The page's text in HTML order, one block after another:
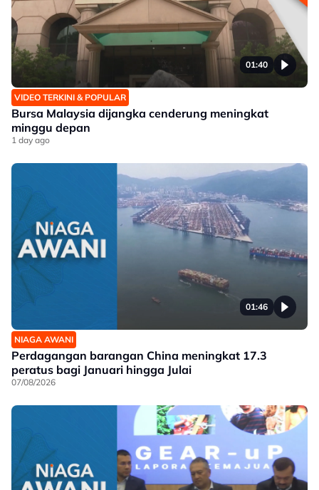
01:40
VIDEO TERKINI & POPULAR
Bursa Malaysia dijangka cenderung meningkat
minggu depan
1 day ago
01:46
NIAGA AWANI
Perdagangan barangan China meningkat 17.3
peratus bagi Januari hingga Julai
07/08/2026